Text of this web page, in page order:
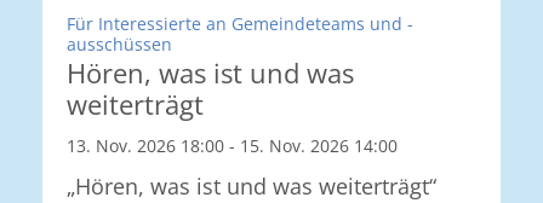
Für Interessierte an Gemeindeteams und -
ausschüssen
Hören, was ist und was
weiterträgt
13. Nov. 2026 18:00 - 15. Nov. 2026 14:00
„Hören, was ist und was weiterträgt“